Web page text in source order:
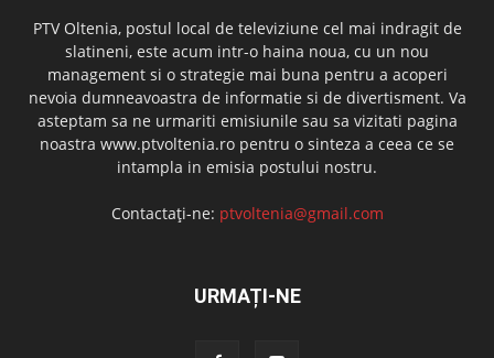
PTV Oltenia, postul local de televiziune cel mai indragit de
slatineni, este acum intr-o haina noua, cu un nou
management si o strategie mai buna pentru a acoperi
nevoia dumneavoastra de informatie si de divertisment. Va
asteptam sa ne urmariti emisiunile sau sa vizitati pagina
noastra www.ptvoltenia.ro pentru o sinteza a ceea ce se
intampla in emisia postului nostru.
Contactați-ne: ptvoltenia@gmail.com
URMAȚI-NE